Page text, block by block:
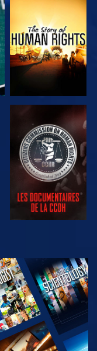
REGARDER
REGARDER
DÉCOUVRIR
LES SÉRIES